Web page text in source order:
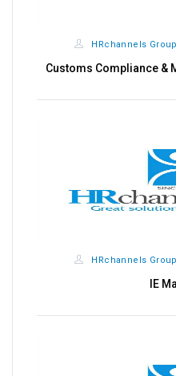
HRchannels
Customs Compliance &
HRchannels
IE